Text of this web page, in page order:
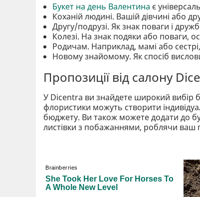
Букет на день Валентина є
Коханій людині. Вашій дівчині або
Другу/подрузі. Як знак поваги і
Колезі. На знак подяки або поваги,
Родичам. Наприклад, мамі або
Новому знайомому. Як спосіб
Пропозиції від салону
У Dicentra ви знайдете широкий вибір
флористики можуть створити
бюджету. Ви також можете додати до
листівки з побажаннями, роблячи ваш